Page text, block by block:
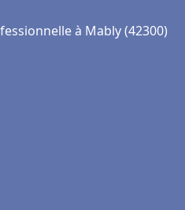
à Mably (42300)